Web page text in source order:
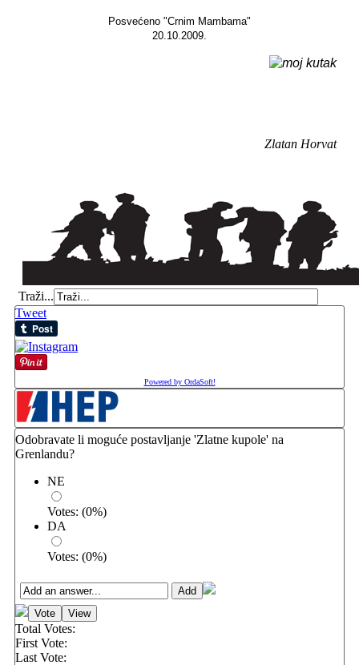
Posvećeno "Crnim Mambama"
20.10.2009.
Zlatan Horvat
Traži...
Tweet
Powered by OrdaSoft!
Odobravate li moguće postavljanje 'Zlatne kupole' na
Grenlandu?
NE
Votes: (0%)
DA
Votes: (0%)
Total Votes:
First Vote:
Last Vote: